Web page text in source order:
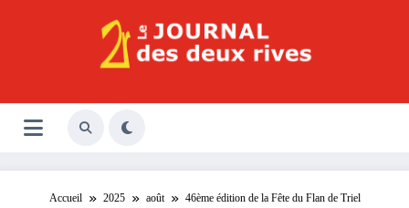
Le Journal des Deux Rives
Accueil 2025 août 46ème édition de la Fête du Flan de Triel